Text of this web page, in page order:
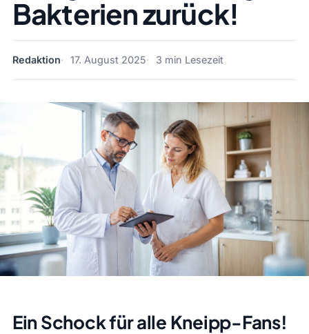
Bakterien zurück!
Redaktion 17. August 2025 3 min Lesezeit
Ein Schock für alle Kneipp-Fans!